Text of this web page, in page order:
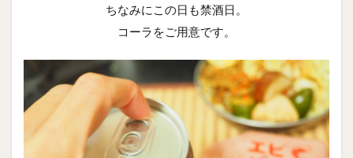
ちなみにこの日も禁酒日。
コーラをご用意です。